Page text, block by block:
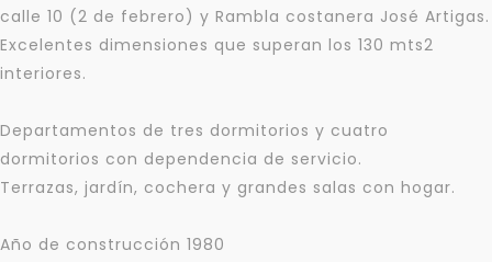
calle 10 (2 de febrero) y Rambla costanera José Artigas.
Excelentes dimensiones que superan los 130 mts2
interiores.
Departamentos de tres dormitorios y cuatro
dormitorios con dependencia de servicio.
Terrazas, jardín, cochera y grandes salas con hogar.
Año de construcción 1980